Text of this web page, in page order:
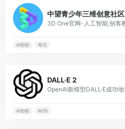
中望青少年三维创意社区
AI智能 考试
DALL·E 2
AI智能 WEB